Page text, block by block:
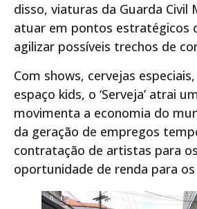
disso, viaturas da Guarda Civil
atuar em pontos estratégicos
agilizar possíveis trechos de
Com shows, cervejas
espaço kids, o ‘Serveja’ atrai
movimenta a economia do
da geração de empregos
contratação de artistas para
oportunidade de renda para